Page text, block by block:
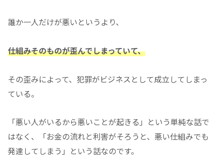
誰か一人だけが悪いというより、
仕組みそのものが歪んでしまっていて、
その歪みによって、犯罪がビジネスとして成立してしまっ
ている。
「悪い人がいるから悪いことが起きる」という単純な話で
はなく、「お金の流れと利害がそろうと、悪い仕組みでも
発達してしまう」という話なのです。